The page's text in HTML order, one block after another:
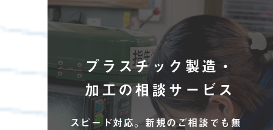
プラスチック製造・
加工の相談サービス
スピード対応。 新規のご相談でも無